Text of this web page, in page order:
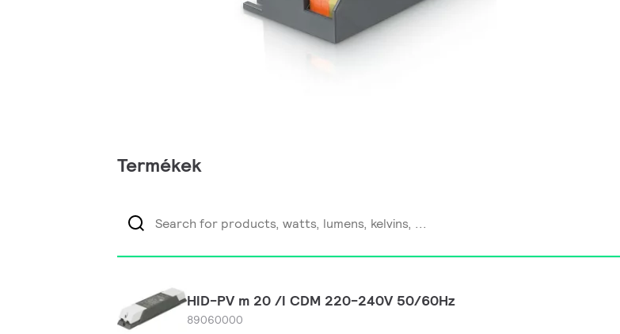
Termékek
HID-PV m 20 /I CDM 220-240V 50/60Hz
89060000